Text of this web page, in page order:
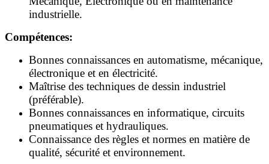
industrielle.
Compétences:
Bonnes connaissances en automatisme, mécanique,
électronique et en électricité.
Maîtrise des techniques de dessin industriel
(préférable).
Bonnes connaissances en informatique, circuits
pneumatiques et hydrauliques.
Connaissance des règles et normes en matière de
qualité, sécurité et environnement.